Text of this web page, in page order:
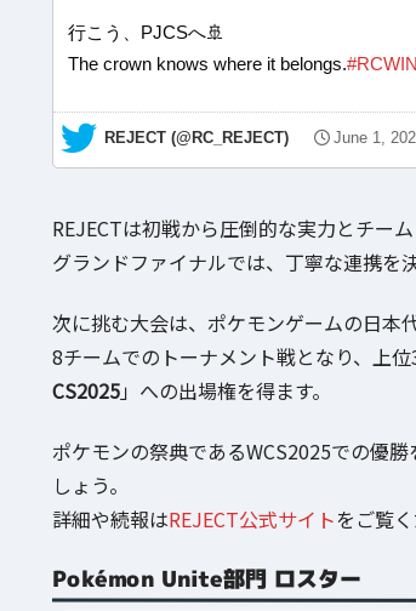
行こう、PJCSへ🚢
The crown knows where it belongs.#RCWIN
— REJECT (@RC_REJECT) June 1,
REJECTは初戦から圧倒的な実力とチー
グランドファイナルでは、丁寧な連携を
次に挑む大会は、ポケモンゲームの日本
8チームでのトーナメント戦となり、上
CS2025」への出場権を得ます。
ポケモンの祭典であるWCS2025での優
しょう。
詳細や続報はREJECT公式サイトをご覧く
Pokémon Unite部門 ロスター